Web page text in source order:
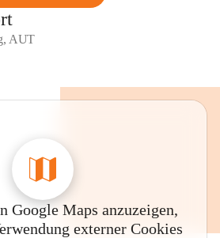
AUT
Google Maps anzuzeigen,
externer Cookies